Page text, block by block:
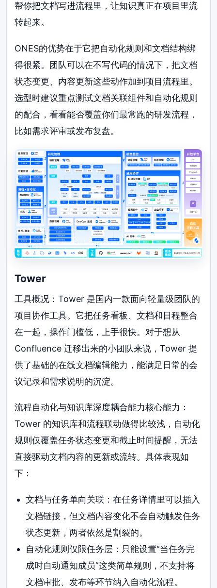
帮你把文档写进流程里，让知识真正在项目里流
转起来。
ONES的优势在于它把自动化规则和文档结构绑
得很紧。团队可以在不写代码的情况下，把文档
状态变更、内容更新这些动作加到项目流程里。
选型时建议重点测试文档关联组件和自动化规则
的配合，看看能否覆盖你们最常跑的研发流程，
比如需求评审或发布复盘。
Tower
工具概况：Tower 是国内一款面向轻量级团队的
项目协作工具。它把任务看板、文档和日程整合
在一起，操作门槛低，上手很快。对于想从
Confluence 迁移出来的小团队来说，Tower 提
供了基础的在线文档编辑能力，能满足日常的会
议记录和需求说明的沉淀。
流程自动化与知识库深度耦合能力核心能力：
Tower 的知识库和流程联动做得比较浅，自动化
规则仅覆盖任务状态变更和截止时间提醒，无法
直接驱动文档内容的更新或流转。具体表现如
下：
文档与任务单向关联：在任务详情里可以插入
文档链接，但文档内容变化不会自动触发任务
状态更新，两者依然是割裂的。
自动化规则仅限任务层：只能设置“当任务完
成时自动通知成员”这类简单规则，不支持将
文档审批、发布等环节纳入自动化流程。